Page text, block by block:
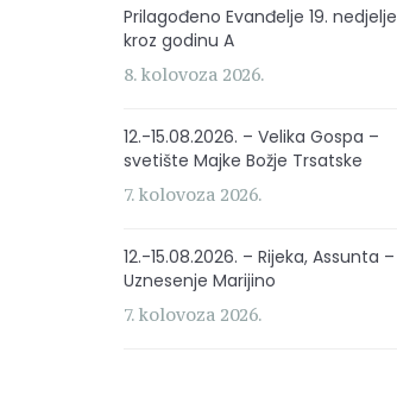
Prilagođeno Evanđelje 19. nedjelje
kroz godinu A
8. kolovoza 2026.
12.-15.08.2026. – Velika Gospa –
svetište Majke Božje Trsatske
7. kolovoza 2026.
12.-15.08.2026. – Rijeka, Assunta –
Uznesenje Marijino
7. kolovoza 2026.